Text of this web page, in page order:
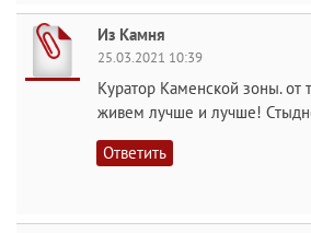
Из Камня
25.03.2021 10:39
Куратор Каменской зоны. от
живем лучше и лучше!
Ответить